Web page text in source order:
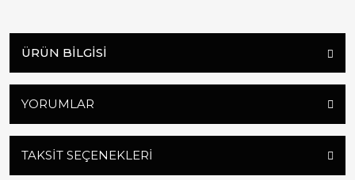
ÜRÜN BILGISI
YORUMLAR
TAKSIT SEÇENEKLERI